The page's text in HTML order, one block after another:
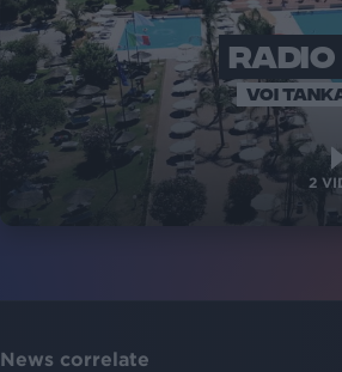
VOI
2
News correlate